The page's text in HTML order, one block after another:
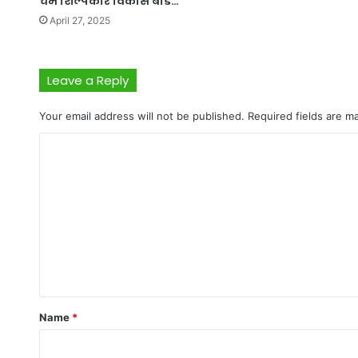
April 27, 2025
Leave a Reply
Your email address will not be published. Required fields are
*
Name *